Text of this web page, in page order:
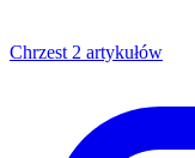
Chrzest 2 artykułów